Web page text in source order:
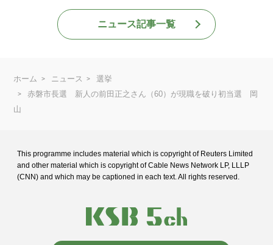
ニュース記事一覧
ホーム ニュース
選挙
赤磐市長選 新人の前田正之さん（60）が現職を破り初当選 岡
山
This programme includes material which is copyright of Reuters Limited
and other material which is copyright of Cable News Network LP, LLLP
(CNN) and which may be captioned in each text. All rights reserved.